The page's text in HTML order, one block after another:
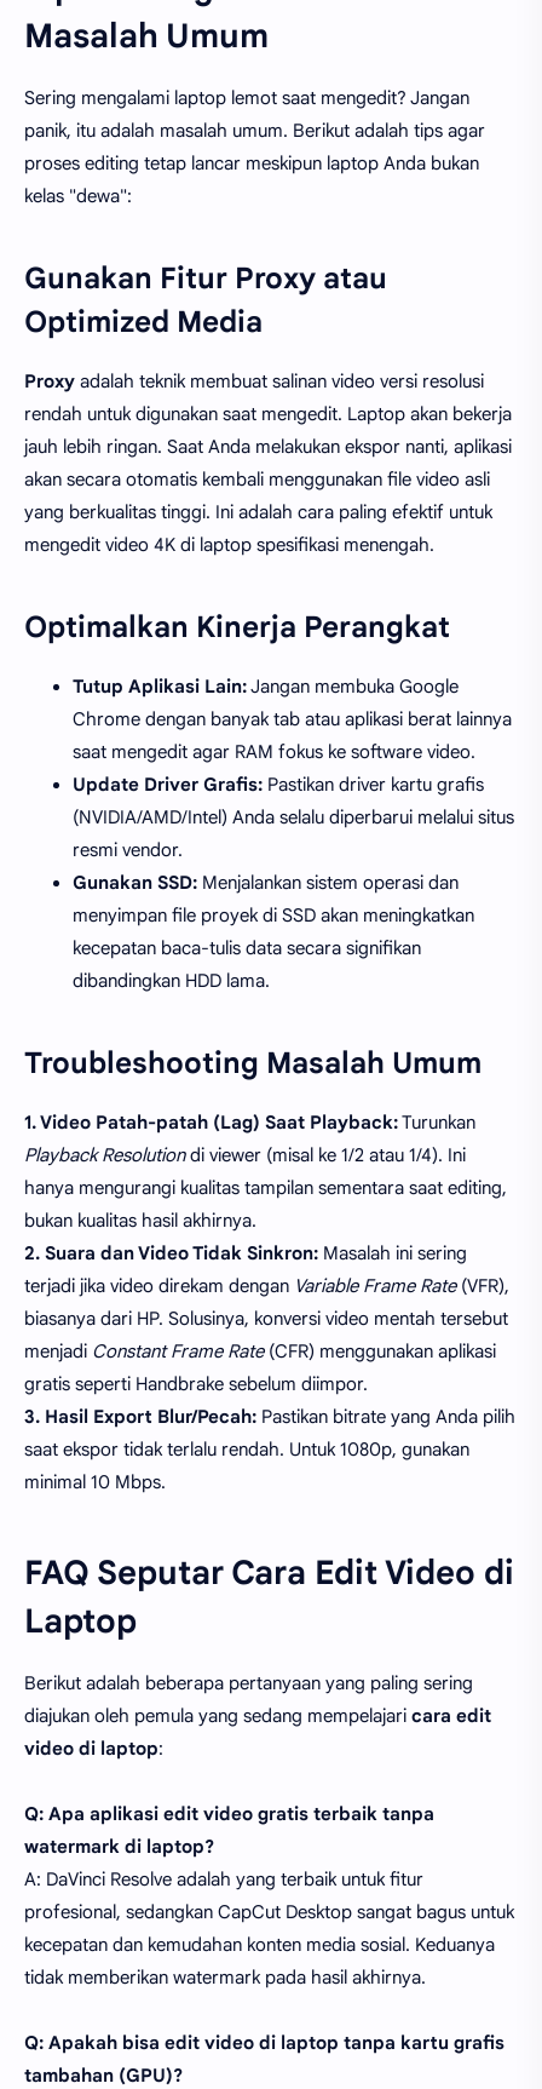
Masalah Umum
Sering mengalami laptop lemot saat mengedit? Jangan
panik, itu adalah masalah umum. Berikut adalah tips agar
proses editing tetap lancar meskipun laptop Anda bukan
kelas "dewa":
Gunakan Fitur Proxy atau
Optimized Media
Proxy adalah teknik membuat salinan video versi resolusi
rendah untuk digunakan saat mengedit. Laptop akan bekerja
jauh lebih ringan. Saat Anda melakukan ekspor nanti, aplikasi
akan secara otomatis kembali menggunakan file video asli
yang berkualitas tinggi. Ini adalah cara paling efektif untuk
mengedit video 4K di laptop spesifikasi menengah.
Optimalkan Kinerja Perangkat
Tutup Aplikasi Lain:Jangan membuka Google
Chrome dengan banyak tab atau aplikasi berat lainnya
saat mengedit agar RAM fokus ke software video.
Update Driver Grafis: Pastikan driver kartu grafis
(NVIDIA/AMD/Intel) Anda selalu diperbarui melalui situs
resmi vendor.
Gunakan SSD: Menjalankan sistem operasi dan
menyimpan file proyek di SSD akan meningkatkan
kecepatan baca-tulis data secara signifikan
dibandingkan HDD lama.
Troubleshooting Masalah Umum
1. Video Patah-patah (Lag) Saat Playback:Turunkan
Playback Resolutiondi viewer (misal ke 1/2 atau 1/4). Ini
hanya mengurangi kualitas tampilan sementara saat editing,
bukan kualitas hasil akhirnya.
2. Suara dan Video Tidak Sinkron: Masalah ini sering
terjadi jika video direkam dengan Variable Frame Rate(VFR),
biasanya dari HP. Solusinya, konversi video mentah tersebut
menjadi Constant Frame Rate(CFR) menggunakan aplikasi
gratis seperti Handbrake sebelum diimpor.
3. Hasil Export Blur/Pecah: Pastikan bitrate yang Anda pilih
saat ekspor tidak terlalu rendah. Untuk 1080p, gunakan
minimal 10 Mbps.
FAQ Seputar Cara Edit Video di
Laptop
Berikut adalah beberapa pertanyaan yang paling sering
diajukan oleh pemula yang sedang mempelajari cara edit
video di laptop:
Q: Apa aplikasi edit video gratis terbaik tanpa
watermark di laptop?
A: DaVinci Resolve adalah yang terbaik untuk fitur
profesional, sedangkan CapCut Desktop sangat bagus untuk
kecepatan dan kemudahan konten media sosial. Keduanya
tidak memberikan watermark pada hasil akhirnya.
Q: Apakah bisa edit video di laptop tanpa kartu grafis
tambahan (GPU)?